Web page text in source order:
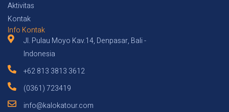
Aktivitas
Kontak
Info Kontak
Jl. Pulau Moyo Kav.14, Denpasar, Bali -
Indonesia
+62 813 3813 3612
(0361) 723419
info@kalokatour.com